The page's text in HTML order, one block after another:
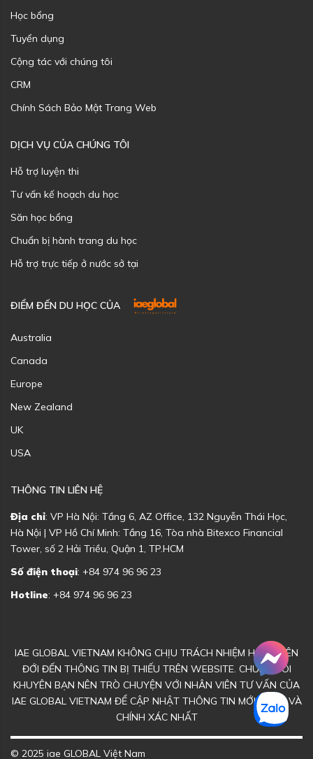
Học bổng
Tuyển dụng
Cộng tác với chúng tôi
CRM
Chính Sách Bảo Mật Trang Web
DỊCH VỤ CỦA CHÚNG TÔI
Hỗ trợ luyện thi
Tư vấn kế hoạch du học
Săn học bổng
Chuẩn bị hành trang du học
Hỗ trợ trực tiếp ở nước sở tại
ĐIỂM ĐẾN DU HỌC CỦA
Australia
Canada
Europe
New Zealand
UK
USA
THÔNG TIN LIÊN HỆ
Địa chỉ: VP Hà Nội: Tầng 6, AZ Office, 132 Nguyễn Thái Học,
Hà Nội | VP Hồ Chí Minh: Tầng 16, Tòa nhà Bitexco Financial
Tower, số 2 Hải Triều, Quận 1, TP.HCM
Số điện thoại: +84 974 96 96 23
Hotline: +84 974 96 96 23
IAE GLOBAL VIETNAM KHÔNG CHỊU TRÁCH NHIỆM HOẶC LIÊN
ĐỚI ĐẾN THÔNG TIN BỊ THIẾU TRÊN WEBSITE. CHÚNG TÔI
KHUYÊN BẠN NÊN TRÒ CHUYỆN VỚI NHÂN VIÊN TƯ VẤN CỦA
IAE GLOBAL VIETNAM ĐỂ CẬP NHẬT THÔNG TIN MỚI NHẤT VÀ
CHÍNH XÁC NHẤT
© 2025 iae GLOBAL Việt Nam